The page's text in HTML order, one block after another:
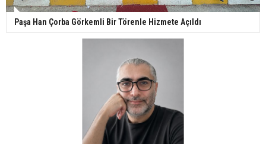
Paşa Han Çorba Görkemli Bir Törenle Hizmete Açıldı